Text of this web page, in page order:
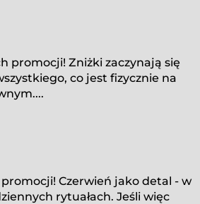
promocji! Zniżki zaczynają się
co jest fizycznie na
Czerwień jako detal - w
rytuałach. Jeśli więc